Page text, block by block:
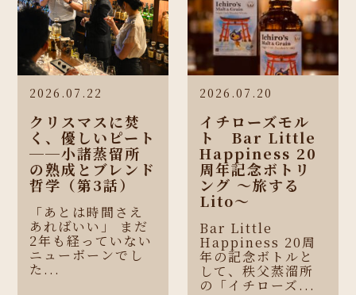
2026.07.22
クリスマスに焚
く、優しいピート
──小諸蒸留所
の熟成とブレンド
哲学（第3話）
「あとは時間さえ
あればいい」 まだ
2年も経っていない
ニューボーンでし
た...
2026.07.20
イチローズモル
ト Bar Little
Happiness 20
周年記念ボトリ
ング 〜旅する
Lito〜
Bar Little
Happiness 20周
年の記念ボトルと
して、秩父蒸溜所
の「イチローズ...